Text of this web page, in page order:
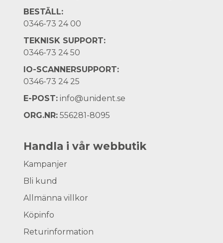
BESTÄLL:
0346-73 24 00
TEKNISK SUPPORT:
0346-73 24 50
IO-SCANNERSUPPORT:
0346-73 24 25
E-POST: info@unident.se
ORG.NR: 556281-8095
Handla i vår webbutik
Kampanjer
Bli kund
Allmänna villkor
Köpinfo
Returinformation